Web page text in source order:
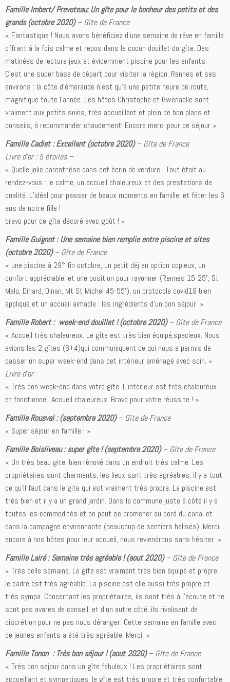
Famille Imbert/ Prevoteau: Un gîte pour le bonheur des petits et des
grands (octobre 2020)–Gîte de France
« Fantastique ! Nous avons bénéficiez d’une semaine de rêve en famille
offrant à la fois calme et repos dans le cocon douillet du gîte. Des
matinées de lecture jeux et évidemment piscine pour les enfants.
C’est une super base de départ pour visiter la région, Rennes et ses
environs : la côte d’émeraude n’est qu’à une petite heure de route,
magnifique toute l’année. Les hôtes Christophe et Gwenaelle sont
vraiment aux petits soins, très accueillant et plein de bon plans et
conseils, à recommander chaudement! Encore merci pour ce séjour »
Famille Cadiet : Excellent (octobre 2020)–Gîte de France
Livre d’or : 5 étoiles –
« Quelle jolie parenthèse dans cet écrin de verdure ! Tout était au
rendez-vous : le calme, un accueil chaleureux et des prestations de
qualité. L’idéal pour passer de beaux moments en famille, et féter les 6
ans de notre fille !
bravo pour ce gîte décoré avec goût ! »
Famille Guignot : Une semaine bien remplie entre piscine et sites
(octobre 2020)–Gîte de France
« une piscine à 29° fin octobre, un petit déj en option copieux, un
confort appréciable, et une position pour rayonner (Rennes 15-25′, St
Malo, Dinard, Dinan, Mt St Michel 45-55′), un protocole covid19 bien
appliqué et un accueil aimable : les ingrédients d’un bon séjour. »
Famille Robert : week-end douillet ! (octobre 2020)–Gîte de France
« Accueil très chaleureux. Le gîte est très bien équipé,spacieux. Nous
avions les 2 gîtes (6+4)qui communiquent ce qui nous a permis de
passer un super week-end dans cet intérieur aménagé avec soin. »
Livre d’or:
« Très bon week-end dans votre gîte. L’intérieur est très chaleureux
et fonctionnel. Accueil chaleureux. Bravo pour votre réussite ! »
Famille Rousval : (septembre 2020)–Gîte de France
« Super séjour en famille ! »
Famille Boisliveau : super gîte ! (septembre 2020)–Gîte de France
« Un très beau gite, bien rénové dans un endroit très calme. Les
propriétaires sont charmants, les lieux sont très agréables, il y a tout
ce qu’il faut dans le gite qui est vraiment très propre. La piscine est
très bien et il y a un grand jardin. Dans la commune juste à côté il y a
toutes les commodités et on peut se promener au bord du canal et
dans la campagne environnante (beaucoup de sentiers balisés). Merci
encore à nos hôtes pour leur accueil, nous reviendrons sans hésiter. »
Famille Lairé : Semaine très agréable ! (aout 2020)–Gîte de France
« Très belle semaine. Le gîte est vraiment très bien équipé et propre,
le cadre est très agréable. La piscine est elle aussi très propre et
très sympa. Concernant les propriétaires, ils sont très à l’écoute et ne
sont pas avares de conseil, et d’un autre côté, ils rivalisent de
discrétion pour ne pas nous déranger. Cette semaine en famille avec
de jeunes enfants a été très agréable. Merci. »
Famille Tonon : Très bon séjour ! (aout 2020)–Gîte de France
« Très bon sejour dans un gîte fabuleux ! Les propriétaires sont
accueillant et sympatiques, le gîte est très propre et très confortable.